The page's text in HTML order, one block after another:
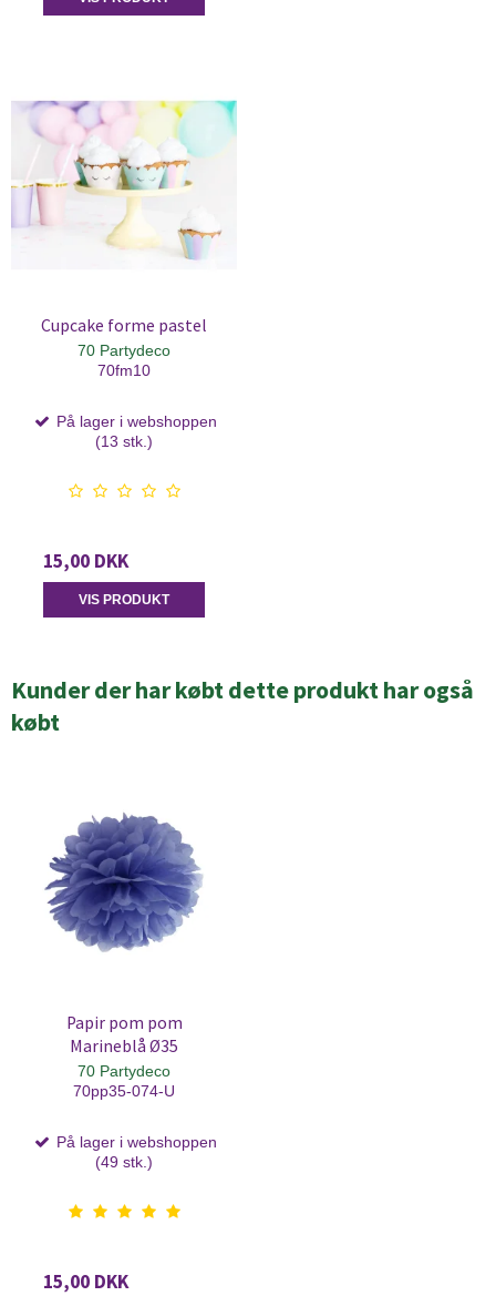
Cupcake forme pastel
70 Partydeco
70fm10
På lager i webshoppen
(13 stk.)
15,00 DKK
VIS PRODUKT
Kunder der har købt dette produkt har også
købt
Papir pom pom
Marineblå Ø35
70 Partydeco
70pp35-074-U
På lager i webshoppen
(49 stk.)
15,00 DKK